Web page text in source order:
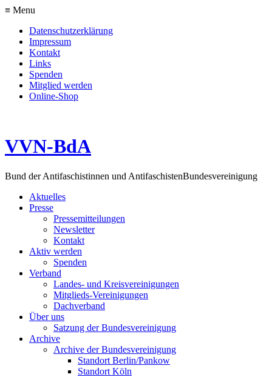
≡ Menu
Datenschutzerklärung
Impressum
Kontakt
Links
Spenden
Mitglied werden
Online-Shop
VVN-BdA
Bund der Antifaschistinnen und AntifaschistenBundesvereinigung
Aktuelles
Presse
Pressemitteilungen
Newsletter
Kontakt
Aktiv werden
Spenden
Verband
Landes- und Kreisvereinigungen
Mitglieds-Vereinigungen
Dachverband
Über uns
Satzung der Bundesvereinigung
Archive
Archive der Bundesvereinigung
Standort Berlin/Pankow
Standort Köln